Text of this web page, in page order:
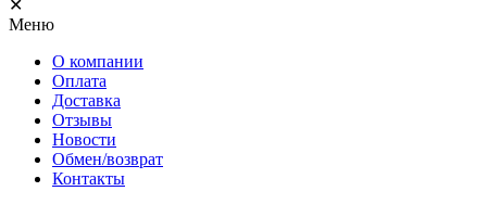
✕
Меню
О компании
Оплата
Доставка
Отзывы
Новости
Обмен/возврат
Контакты